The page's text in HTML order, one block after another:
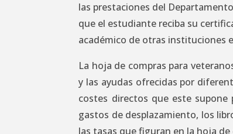
las prestaciones del
que el estudiante reciba su
académico de otras instituciones
La hoja de compras para
y las ayudas ofrecidas por
costes directos que este supone
gastos de desplazamiento, los
las tasas que figuran en la hoja